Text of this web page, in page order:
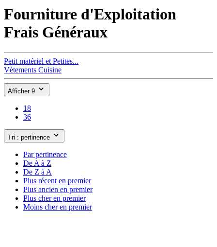
Fourniture d'Exploitation
Frais Généraux
Petit matériel et Petites...
Vètements Cuisine
Afficher 9
18
36
Tri : pertinence
Par pertinence
De A à Z
De Z à A
Plus récent en premier
Plus ancien en premier
Plus cher en premier
Moins cher en premier